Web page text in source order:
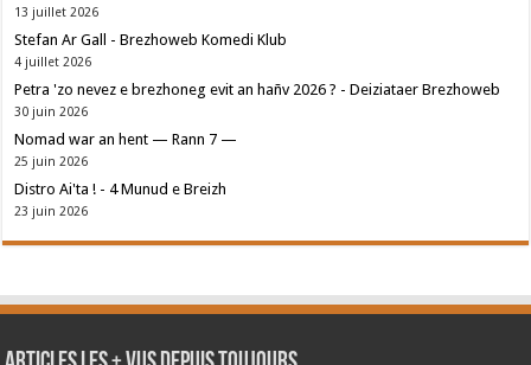
13 juillet 2026
Stefan Ar Gall - Brezhoweb Komedi Klub
4 juillet 2026
Petra 'zo nevez e brezhoneg evit an hañv 2026 ? - Deiziataer Brezhoweb
30 juin 2026
Nomad war an hent — Rann 7 —
25 juin 2026
Distro Ai'ta ! - 4 Munud e Breizh
23 juin 2026